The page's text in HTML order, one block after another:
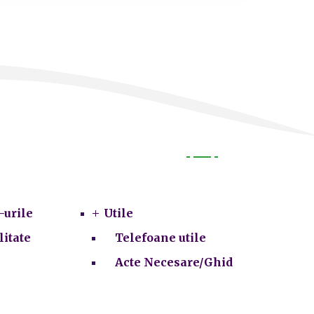
urile
Utile
Telefoane utile
Acte Necesare/Ghid